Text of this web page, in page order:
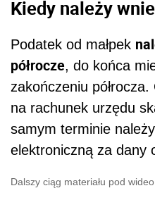
Kiedy należy
Podatek od małpek
półrocze, do końca
zakończeniu
na rachunek urzędu
samym terminie
elektroniczną za dany
Dalszy ciąg materiału pod wideo